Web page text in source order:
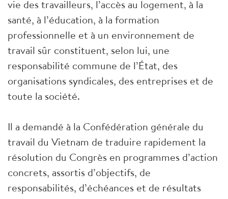
vie des travailleurs, l’accès au logement, à la
santé, à l’éducation, à la formation
professionnelle et à un environnement de
travail sûr constituent, selon lui, une
responsabilité commune de l’État, des
organisations syndicales, des entreprises et de
toute la société.
Il a demandé à la Confédération générale du
travail du Vietnam de traduire rapidement la
résolution du Congrès en programmes d’action
concrets, assortis d’objectifs, de
responsabilités, d’échéances et de résultats